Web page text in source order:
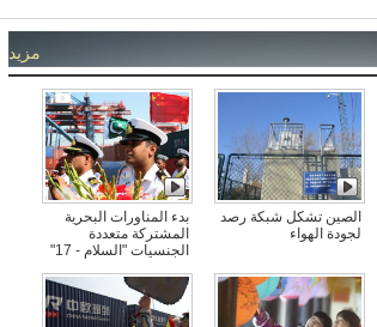
إنجازات إعادة الإعمار بعد كارثة
زلزال ونتشوان
مزيد
بدء المناورات البحرية
المشتركة متعددة
الجنسيات "السلام - 17"
الصين تشكل شبكة رصد
لجودة الهواء